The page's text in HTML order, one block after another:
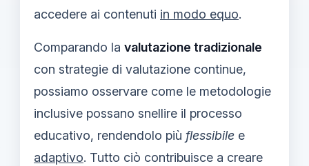
accedere ai contenuti in modo equo.
Comparando la valutazione tradizionale
con strategie di valutazione continue,
possiamo osservare come le metodologie
inclusive possano snellire il processo
educativo, rendendolo più flessibile e
adaptivo. Tutto ciò contribuisce a creare